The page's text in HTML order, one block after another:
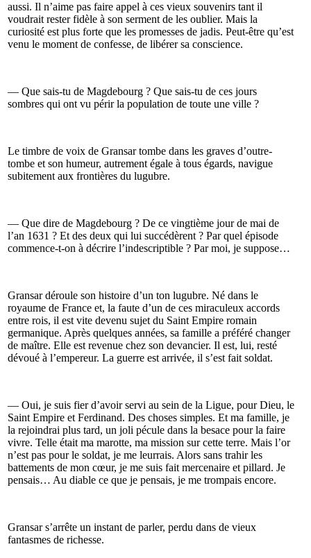
aussi. Il n’aime pas faire appel à ces vieux souvenirs tant il
voudrait rester fidèle à son serment de les oublier. Mais la
curiosité est plus forte que les promesses de jadis. Peut-être qu’est
venu le moment de confesse, de libérer sa conscience.
— Que sais-tu de Magdebourg ? Que sais-tu de ces jours
sombres qui ont vu périr la population de toute une ville ?
Le timbre de voix de Gransar tombe dans les graves d’outre-
tombe et son humeur, autrement égale à tous égards, navigue
subitement aux frontières du lugubre.
— Que dire de Magdebourg ? De ce vingtième jour de mai de
l’an 1631 ? Et des deux qui lui succédèrent ? Par quel épisode
commence-t-on à décrire l’indescriptible ? Par moi, je suppose…
Gransar déroule son histoire d’un ton lugubre. Né dans le
royaume de France et, la faute d’un de ces miraculeux accords
entre rois, il est vite devenu sujet du Saint Empire romain
germanique. Après quelques années, sa famille a préféré changer
de maître. Elle est revenue chez son devancier. Il est, lui, resté
dévoué à l’empereur. La guerre est arrivée, il s’est fait soldat.
— Oui, je suis fier d’avoir servi au sein de la Ligue, pour Dieu, le
Saint Empire et Ferdinand. Des choses simples. Et ma famille, je
la rejoindrai plus tard, un joli pécule dans la besace pour la faire
vivre. Telle était ma marotte, ma mission sur cette terre. Mais l’or
n’est pas pour le soldat, je me leurrais. Alors sans trahir les
battements de mon cœur, je me suis fait mercenaire et pillard. Je
pensais… Au diable ce que je pensais, je me trompais encore.
Gransar s’arrête un instant de parler, perdu dans de vieux
fantasmes de richesse.